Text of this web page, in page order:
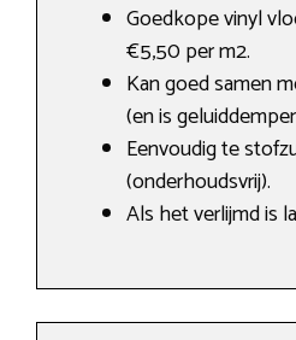
Goedkope vinyl
€5,50 per m2.
Kan goed samen
(en is
Eenvoudig te
(onderhoudsvrij).
Als het verlijmd is